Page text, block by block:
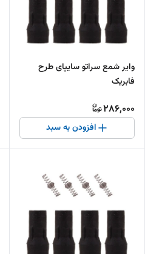
وایر شمع سراتو سایپای طرح
فابریک
286,000
افزودن به سبد